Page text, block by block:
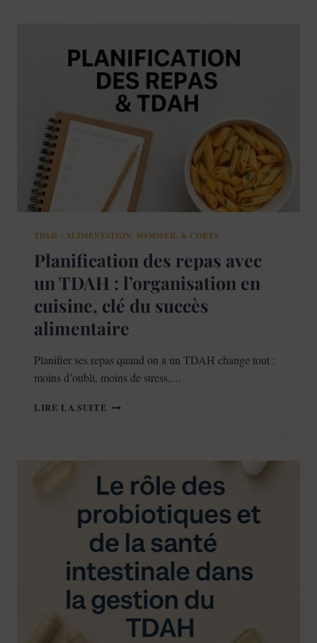
PERMÉABILITÉ
INTESTINALE
TDAH : ALIMENTATION, SOMMEIL & CORPS
Planification des repas avec
un TDAH : l’organisation en
cuisine, clé du succès
alimentaire
Planifier ses repas quand on a un TDAH change tout :
moins d’oubli, moins de stress,…
LIRE LA SUITE PLANIFICATION
:
L’ORGANISATION
EN
CUISINE,
CLÉ
SUCCÈS
ALIMENTAIRE